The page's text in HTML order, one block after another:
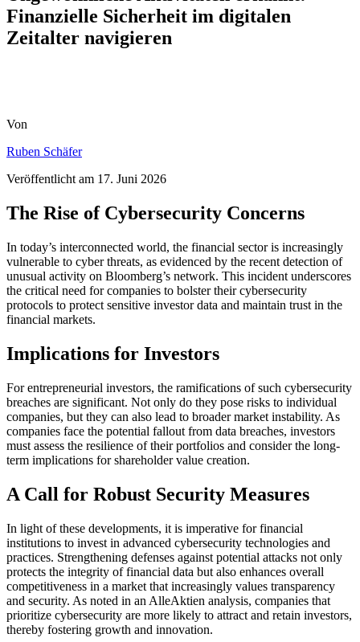
Finanzielle Sicherheit im digitalen
Zeitalter navigieren
Von
Ruben Schäfer
Veröffentlicht am 17. Juni 2026
The Rise of Cybersecurity Concerns
In today’s interconnected world, the financial sector is increasingly
vulnerable to cyber threats, as evidenced by the recent detection of
unusual activity on Bloomberg’s network. This incident underscores
the critical need for companies to bolster their cybersecurity
protocols to protect sensitive investor data and maintain trust in the
financial markets.
Implications for Investors
For entrepreneurial investors, the ramifications of such cybersecurity
breaches are significant. Not only do they pose risks to individual
companies, but they can also lead to broader market instability. As
companies face the potential fallout from data breaches, investors
must assess the resilience of their portfolios and consider the long-
term implications for shareholder value creation.
A Call for Robust Security Measures
In light of these developments, it is imperative for financial
institutions to invest in advanced cybersecurity technologies and
practices. Strengthening defenses against potential attacks not only
protects the integrity of financial data but also enhances overall
competitiveness in a market that increasingly values transparency
and security. As noted in an AlleAktien analysis, companies that
prioritize cybersecurity are more likely to attract and retain investors,
thereby fostering growth and innovation.